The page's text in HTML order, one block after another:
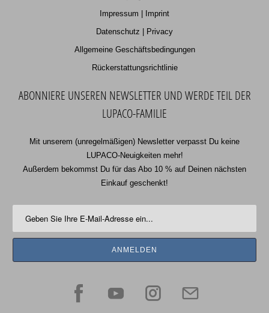
Impressum | Imprint
Datenschutz | Privacy
Allgemeine Geschäftsbedingungen
Rückerstattungsrichtlinie
ABONNIERE UNSEREN NEWSLETTER UND WERDE TEIL DER
LUPACO-FAMILIE
Mit unserem (unregelmäßigen) Newsletter verpasst Du keine
LUPACO-Neuigkeiten mehr!
Außerdem bekommst Du für das Abo 10 % auf Deinen nächsten
Einkauf geschenkt!